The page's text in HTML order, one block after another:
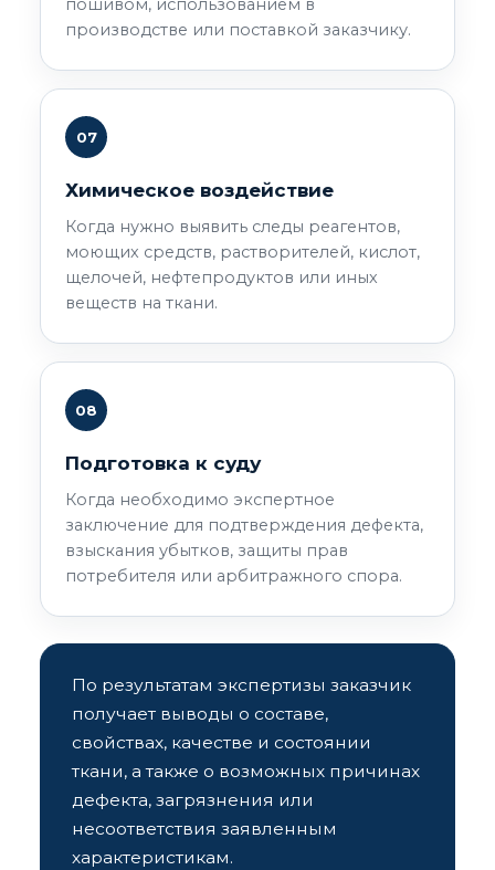
пошивом, использованием в
производстве или поставкой заказчику.
07
Химическое воздействие
Когда нужно выявить следы реагентов,
моющих средств, растворителей, кислот,
щелочей, нефтепродуктов или иных
веществ на ткани.
08
Подготовка к суду
Когда необходимо экспертное
заключение для подтверждения дефекта,
взыскания убытков, защиты прав
потребителя или арбитражного спора.
По результатам экспертизы заказчик
получает выводы о составе,
свойствах, качестве и состоянии
ткани, а также о возможных причинах
дефекта, загрязнения или
несоответствия заявленным
характеристикам.